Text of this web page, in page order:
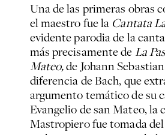
Una de las primeras obras
el maestro fue la Cantata
evidente parodia de la
más precisamente deLa
Mateo,de Johann
diferencia de Bach, que
argumento temático de su
Evangelio de san Mateo, la
Mastropiero fue tomada